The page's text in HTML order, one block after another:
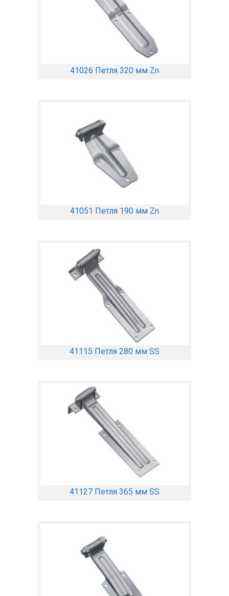
41026 Петля 320 мм Zn
41051 Петля 190 мм Zn
41115 Петля 280 мм SS
41127 Петля 365 мм SS